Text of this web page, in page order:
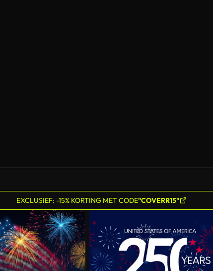
EXCLUSIEF: -15% KORTING MET CODE"COVERR15"